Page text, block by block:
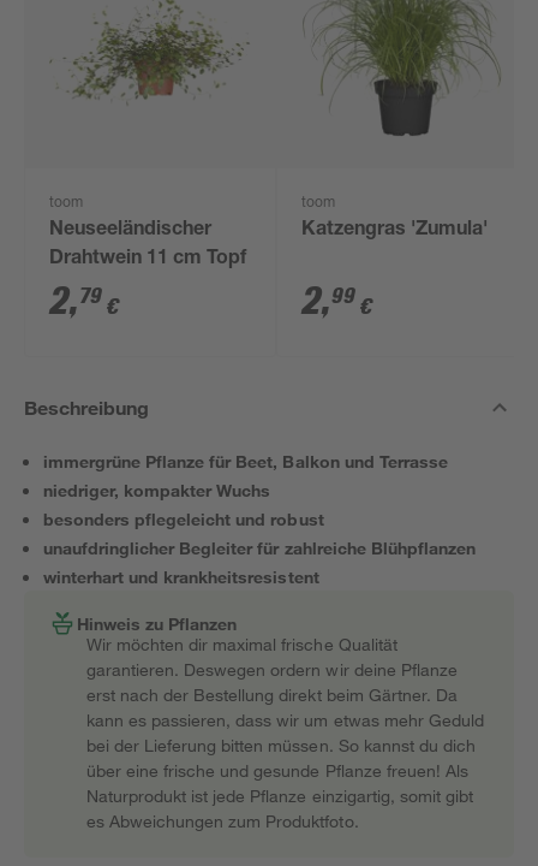
toom
Neuseeländischer
Drahtwein 11 cm Topf
2,79 €
toom
Katzengras 'Zumula'
2,99 €
Beschreibung
immergrüne Pflanze für Beet, Balkon und Terrasse
niedriger, kompakter Wuchs
besonders pflegeleicht und robust
unaufdringlicher Begleiter für zahlreiche Blühpflanzen
winterhart und krankheitsresistent
Hinweis zu Pflanzen
Wir möchten dir maximal frische Qualität
garantieren. Deswegen ordern wir deine Pflanze
erst nach der Bestellung direkt beim Gärtner. Da
kann es passieren, dass wir um etwas mehr Geduld
bei der Lieferung bitten müssen. So kannst du dich
über eine frische und gesunde Pflanze freuen! Als
Naturprodukt ist jede Pflanze einzigartig, somit gibt
es Abweichungen zum Produktfoto.